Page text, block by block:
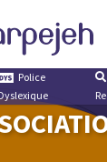
Police